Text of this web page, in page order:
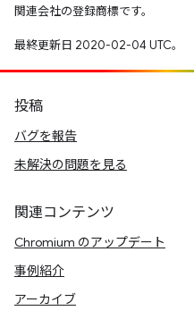
関連会社の登録商標です。
最終更新日 2020-02-04 UTC。
投稿
バグを報告
未解決の問題を見る
関連コンテンツ
Chromium のアップデート
事例紹介
アーカイブ